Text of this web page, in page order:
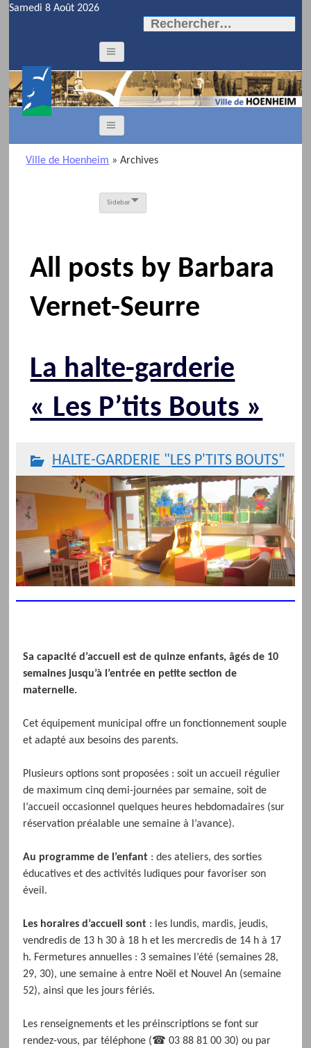
Samedi 8 Août 2026
Rechercher :
Ville de Hoenheim » Archives
Sidebar
All posts by Barbara
Vernet-Seurre
La halte-garderie
« Les P’tits Bouts »
HALTE-GARDERIE "LES P'TITS BOUTS"
Sa capacité d’accueil est de quinze enfants, âgés de 10
semaines jusqu’à l’entrée en petite section de
maternelle.
Cet équipement municipal offre un fonctionnement souple
et adapté aux besoins des parents.
Plusieurs options sont proposées : soit un accueil régulier
de maximum cinq demi-journées par semaine, soit de
l’accueil occasionnel quelques heures hebdomadaires (sur
réservation préalable une semaine à l’avance).
Au programme de l’enfant : des ateliers, des sorties
éducatives et des activités ludiques pour favoriser son
éveil.
Les horaires d’accueil sont : les lundis, mardis, jeudis,
vendredis de 13 h 30 à 18 h et les mercredis de 14 h à 17
h. Fermetures annuelles : 3 semaines l’été (semaines 28,
29, 30), une semaine à entre Noël et Nouvel An (semaine
52), ainsi que les jours fériés.
Les renseignements et les préinscriptions se font sur
rendez-vous, par téléphone (☎ 03 88 81 00 30) ou par